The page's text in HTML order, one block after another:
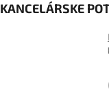
KANCELÁRSKE